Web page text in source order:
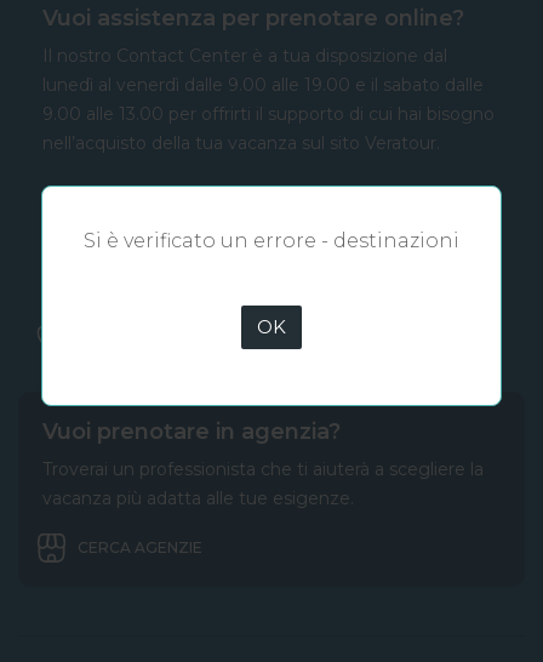
Vuoi assistenza per prenotare online?
Il nostro Contact Center è a tua disposizione dal
lunedì al venerdì dalle 9.00 alle 19.00 e il sabato dalle
9.00 alle 13.00 per offrirti il supporto di cui hai bisogno
nell’acquisto della tua vacanza sul sito Veratour.
✔ Veloce, semplice e sicuro
✔ Contatto diretto con noi
Vuoi prenotare in agenzia?
Troverai un professionista che ti aiuterà a scegliere la
vacanza più adatta alle tue esigenze.
CERCA AGENZIE
Si è verificato un errore - destinazioni
OK